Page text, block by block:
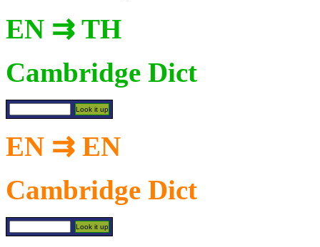
EN ⇉ TH
Cambridge Dict
EN ⇉ EN
Cambridge Dict